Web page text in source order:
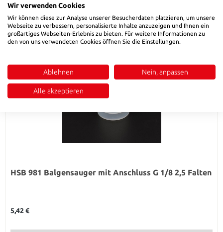
HSB 981 Balgensauger mit Anschluss G 1/8 2,5 Falten
5,42 €
Wir verwenden Cookies
Wir können diese zur Analyse unserer Besucherdaten platzieren, um unsere
Webseite zu verbessern, personalisierte Inhalte anzuzeigen und Ihnen ein
großartiges Webseiten-Erlebnis zu bieten. Für weitere Informationen zu
den von uns verwendeten Cookies öffnen Sie die Einstellungen.
Ablehnen Nein, anpassen
Alle akzeptieren